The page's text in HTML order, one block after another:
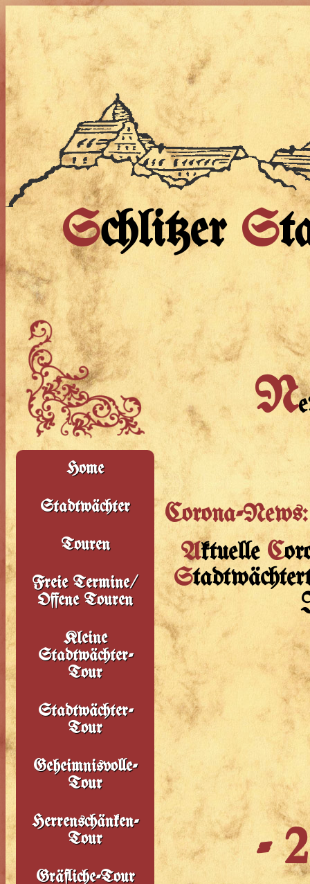
Schlitzer S
Home
Stadtwächter
Touren
Freie Termine/
Offene Touren
Kleine
Stadtwächter-
Tour
Stadtwächter-
Tour
Geheimnisvolle-
Tour
Herrenschänken-
Tour
Gräfliche-Tour
N
Corona-News:
Aktuelle C
S
-